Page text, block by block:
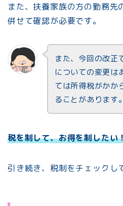
また、扶養家族の方の勤務先
併せて確認が必要です。
また、今回の改正
についての変更は
ては所得税がかか
ることがあります。
税を制して、お得を制したい
引き続き、税制をチェックし